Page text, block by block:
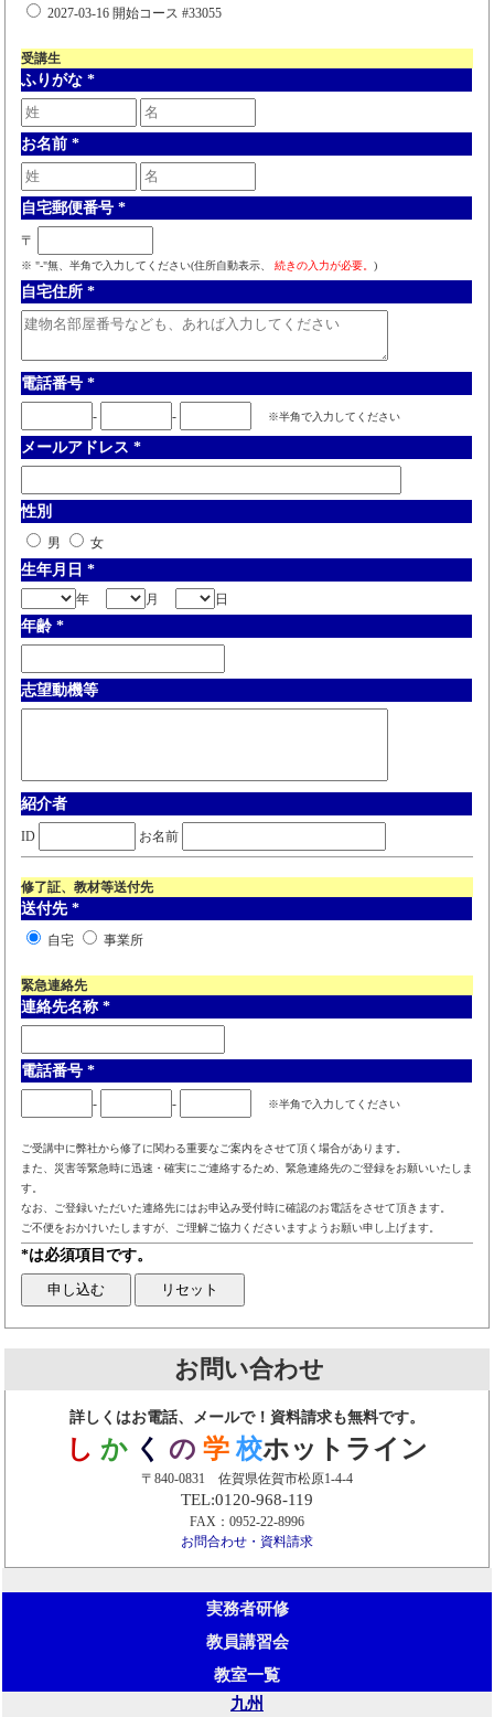
2027-03-16 開始コース #33055
受講生
ふりがな *
お名前 *
自宅郵便番号 *
〒
※ "-"無、半角で入力してください(住所自動表示、 続きの入力が必要。 )
自宅住所 *
電話番号 *
- - ※半角で入力してください
メールアドレス *
性別
男 女
生年月日 *
年 月 日
年齢 *
志望動機等
紹介者
ID お名前
修了証、教材等送付先
送付先 *
自宅 事業所
緊急連絡先
連絡先名称 *
電話番号 *
- - ※半角で入力してください
ご受講中に弊社から修了に関わる重要なご案内をさせて頂く場合があります。
また、災害等緊急時に迅速・確実にご連絡するため、緊急連絡先のご登録をお願いいたしま
す。
なお、ご登録いただいた連絡先にはお申込み受付時に確認のお電話をさせて頂きます。
ご不便をおかけいたしますが、ご理解ご協力くださいますようお願い申し上げます。
*は必須項目です。
お問い合わせ
詳しくはお電話、メールで！資料請求も無料です。
し か く の 学 校ホットライン
〒840-0831 佐賀県佐賀市松原1-4-4
TEL:0120-968-119
FAX：0952-22-8996
お問合わせ・資料請求
実務者研修
教員講習会
教室一覧
九州